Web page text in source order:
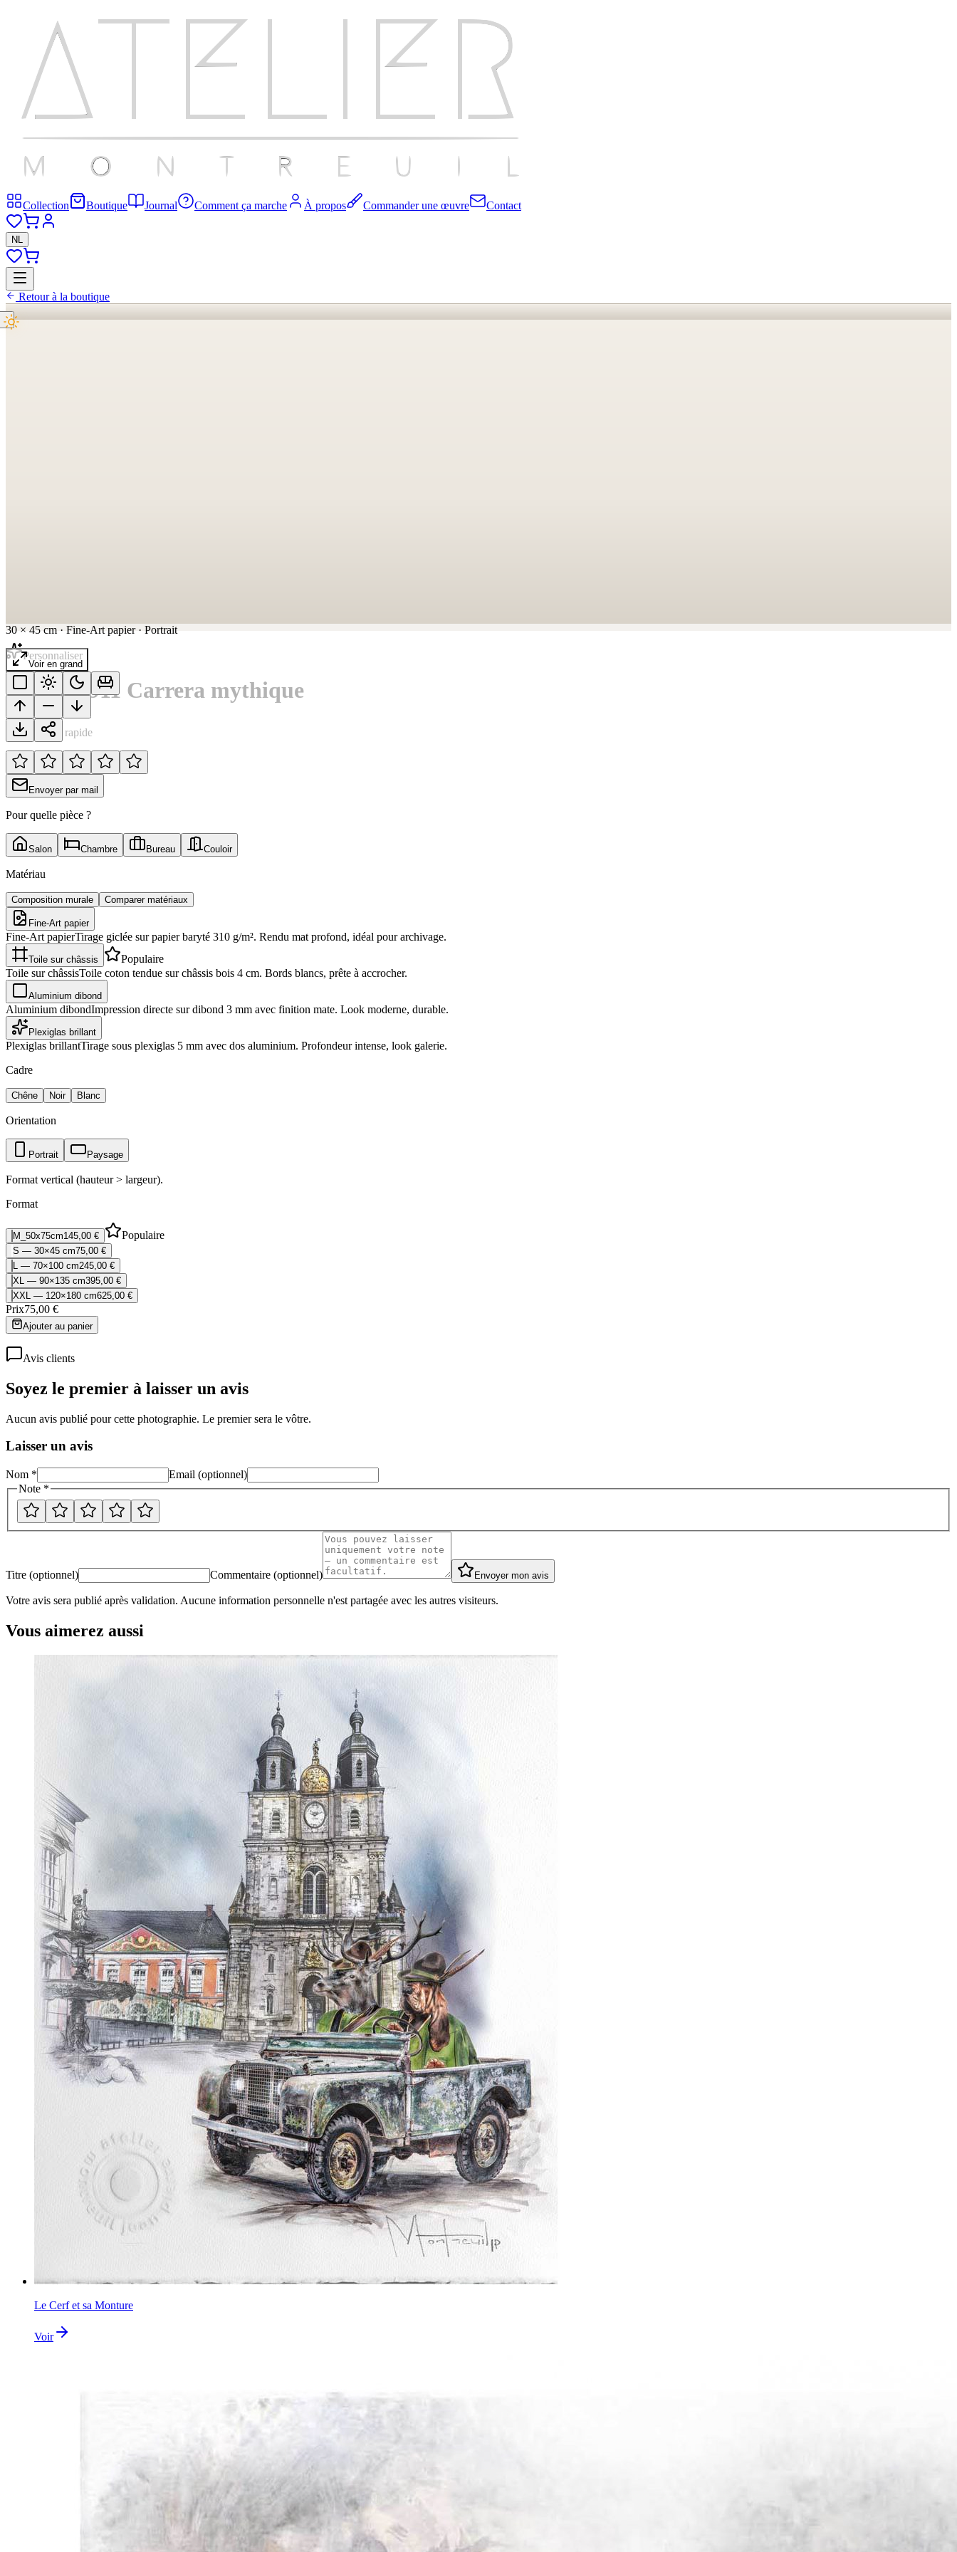
Collection Boutique Journal Comment ça marche À propos Commander une œuvre Contact
NL
Retour à la boutique
30 × 45 cm · Fine-Art papier· Portrait
Voir en grand
Personnaliser
Porsche 911 Carrera mythique
Notation rapide
Envoyer par mail
Pour quelle pièce ?
Salon Chambre Bureau Couloir
Matériau
Composition murale Comparer matériaux
Fine-Art papier
Fine-Art papierTirage giclée sur papier baryté 310 g/m². Rendu mat profond, idéal pour archivage.
Toile sur châssis
Populaire
Toile sur châssisToile coton tendue sur châssis bois 4 cm. Bords blancs, prête à accrocher.
Aluminium dibond
Aluminium dibondImpression directe sur dibond 3 mm avec finition mate. Look moderne, durable.
Plexiglas brillant
Plexiglas brillantTirage sous plexiglas 5 mm avec dos aluminium. Profondeur intense, look galerie.
Cadre
Chêne Noir Blanc
Orientation
Portrait Paysage
Format vertical (hauteur > largeur).
Format
M_50x75cm145,00 € Populaire
S — 30×45 cm75,00 €
L — 70×100 cm245,00 €
XL — 90×135 cm395,00 €
XXL — 120×180 cm625,00 €
Prix75,00 €
Ajouter au panier
Avis clients
Soyez le premier à laisser un avis
Aucun avis publié pour cette photographie. Le premier sera le vôtre.
Laisser un avis
Nom *
Email (optionnel)
Note *
Titre (optionnel) Commentaire (optionnel) Envoyer mon avis
Votre avis sera publié après validation. Aucune information personnelle n'est partagée avec les autres visiteurs.
Vous aimerez aussi
Le Cerf et sa Monture
Voir